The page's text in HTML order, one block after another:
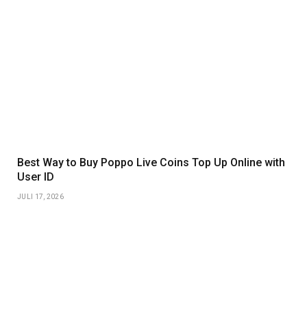
Best Way to Buy Poppo Live Coins Top Up Online with
User ID
JULI 17, 2026